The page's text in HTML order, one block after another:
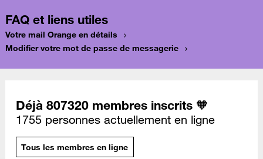
FAQ et liens utiles
Votre mail Orange en détails
Modifier votre mot de passe de messagerie
Déjà 807320 membres inscrits 🧡
1755 personnes actuellement en ligne
Tous les membres en ligne